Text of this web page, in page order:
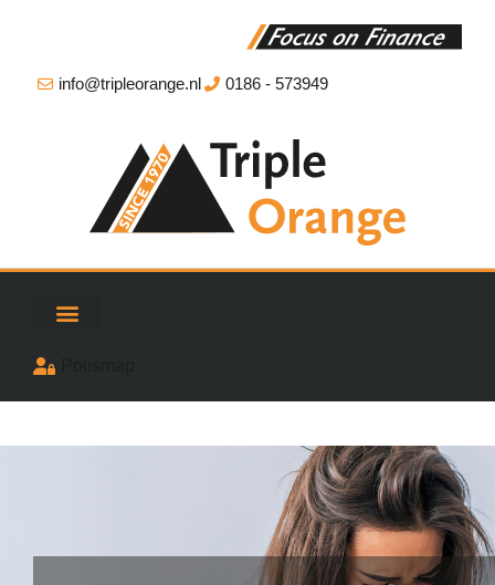
info@tripleorange.nl 0186 - 573949